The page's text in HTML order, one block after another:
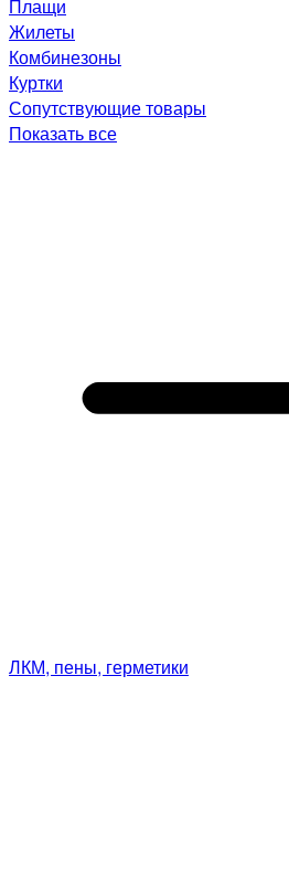
Плащи
Жилеты
Комбинезоны
Куртки
Сопутствующие товары
Показать все
ЛКМ, пены, герметики